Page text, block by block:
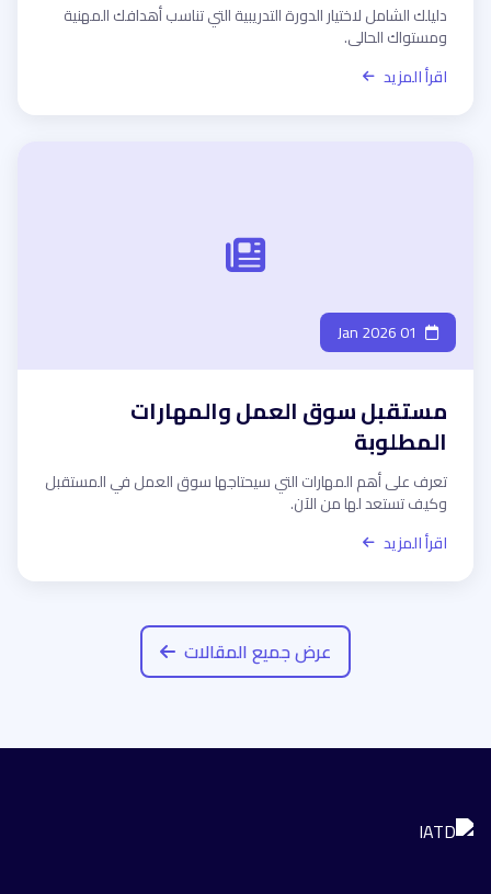
دليلك الشامل لاختيار الدورة التدريبية التي تناسب أهدافك المهنية
ومستواك الحالي.
اقرأ المزيد
مستقبل سوق العمل والمهارات
المطلوبة
تعرف على أهم المهارات التي سيحتاجها سوق العمل في المستقبل
وكيف تستعد لها من الآن.
اقرأ المزيد
عرض جميع المقالات